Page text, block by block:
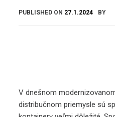
PUBLISHED ON 27.1.2024 BY
V dnešnom
distribučnom priemysle sú